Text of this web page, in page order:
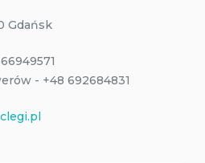
Gdańsk
- +48 692684831